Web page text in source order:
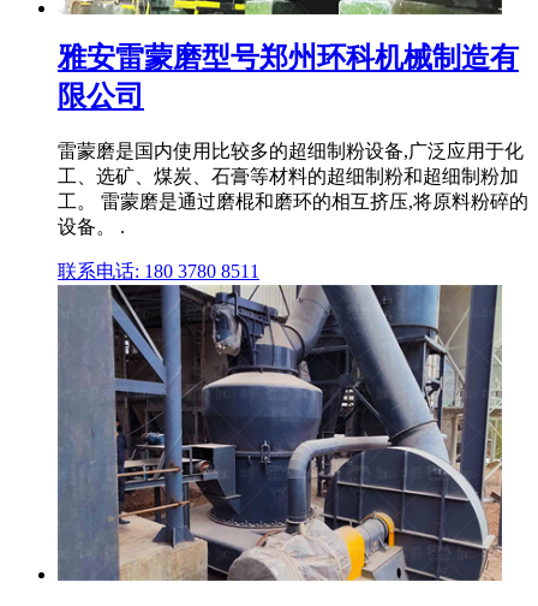
雅安雷蒙磨型号郑州环科机械制造有
限公司
雷蒙磨是国内使用比较多的超细制粉设备,广泛应用于化
工、选矿、煤炭、石膏等材料的超细制粉和超细制粉加
工。 雷蒙磨是通过磨棍和磨环的相互挤压,将原料粉碎的
设备。 .
联系电话: 180 3780 8511